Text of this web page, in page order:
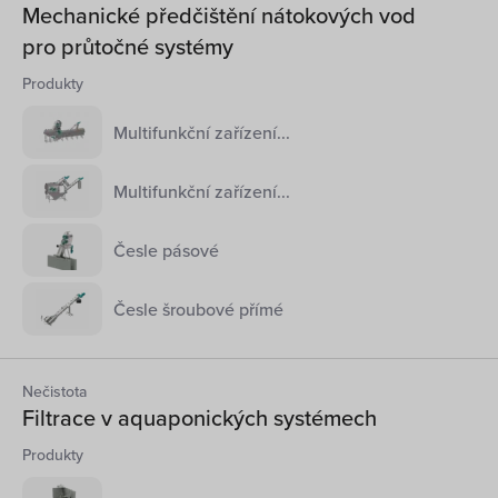
Mechanické předčištění nátokových vod
pro průtočné systémy
Produkty
Multifunkční zařízení...
Multifunkční zařízení...
Česle pásové
Česle šroubové přímé
Nečistota
Filtrace v aquaponických systémech
Produkty